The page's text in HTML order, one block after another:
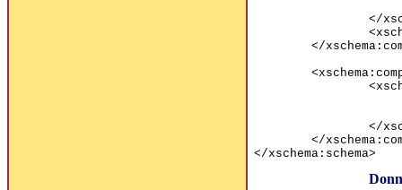
</
</
</
</
</xschema:schema>